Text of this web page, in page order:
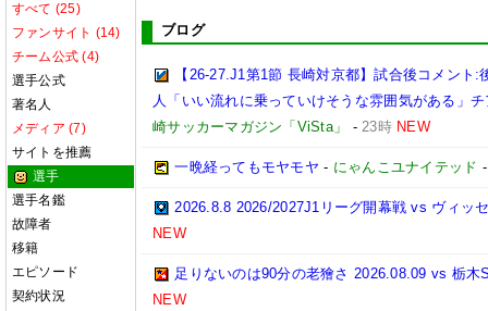
すべて (25)
ファンサイト (14)
チーム公式 (4)
選手公式
著名人
メディア (7)
サイトを推薦
選手
選手名鑑
故障者
移籍
エピソード
契約状況
ブログ
【26-27.J1第1節 長崎対京都】試合後コメン
人「いい流れに乗っていけそうな雰囲気がある」
崎サッカーマガジン「ViSta」
-23時 NEW
一晩経ってもモヤモヤ - にゃんこユナイテッド
2026.8.8 2026/2027J1リーグ開幕戦 vs ヴィッ
NEW
足りないのは90分の老獪さ 2026.08.09 vs 栃木
NEW